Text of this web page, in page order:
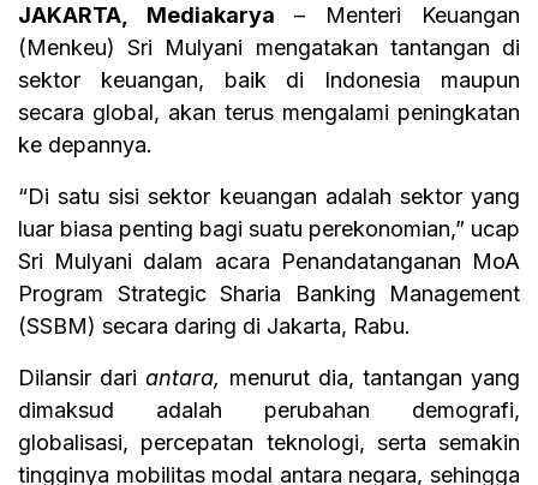
JAKARTA, Mediakarya – Menteri Keuangan
(Menkeu) Sri Mulyani mengatakan tantangan di
sektor keuangan, baik di Indonesia maupun
secara global, akan terus mengalami peningkatan
ke depannya.
“Di satu sisi sektor keuangan adalah sektor yang
luar biasa penting bagi suatu perekonomian,” ucap
Sri Mulyani dalam acara Penandatanganan MoA
Program Strategic Sharia Banking Management
(SSBM) secara daring di Jakarta, Rabu.
Dilansir dariantara, menurut dia, tantangan yang
dimaksud adalah perubahan demografi,
globalisasi, percepatan teknologi, serta semakin
tingginya mobilitas modal antara negara, sehingga